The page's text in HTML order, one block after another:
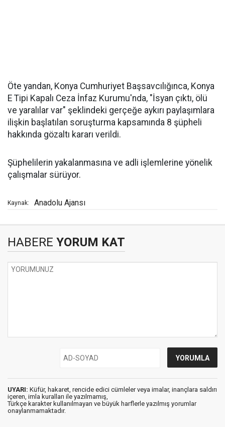
Öte yandan, Konya Cumhuriyet Başsavcılığınca, Konya
E Tipi Kapalı Ceza İnfaz Kurumu'nda, "İsyan çıktı, ölü
ve yaralılar var" şeklindeki gerçeğe aykırı paylaşımlara
ilişkin başlatılan soruşturma kapsamında 8 şüpheli
hakkında gözaltı kararı verildi.
Şüphelilerin yakalanmasına ve adli işlemlerine yönelik
çalışmalar sürüyor.
Kaynak: Anadolu Ajansı
HABERE YORUM KAT
UYARI: Küfür, hakaret, rencide edici cümleler veya imalar, inançlara saldırı
içeren, imla kuralları ile yazılmamış,
Türkçe karakter kullanılmayan ve büyük harflerle yazılmış yorumlar
onaylanmamaktadır.